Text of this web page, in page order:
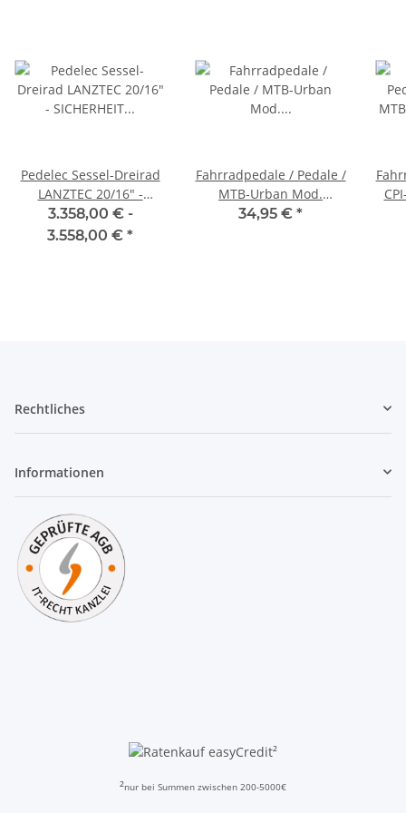
Pedelec Sessel-Dreirad
LANZTEC 20/16" -
SICHERHEIT &
KOMFORT!
3.358,00 € -
3.558,00 € *
Fahrradpedale / Pedale /
MTB-Urban Mod.
"2Black" von CONTEC
34,95 € *
Rechtliches
Informationen
²
²nur bei Summen zwischen 200-5000€